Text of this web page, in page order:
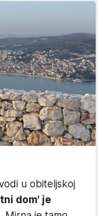
u obiteljskoj
dom' je